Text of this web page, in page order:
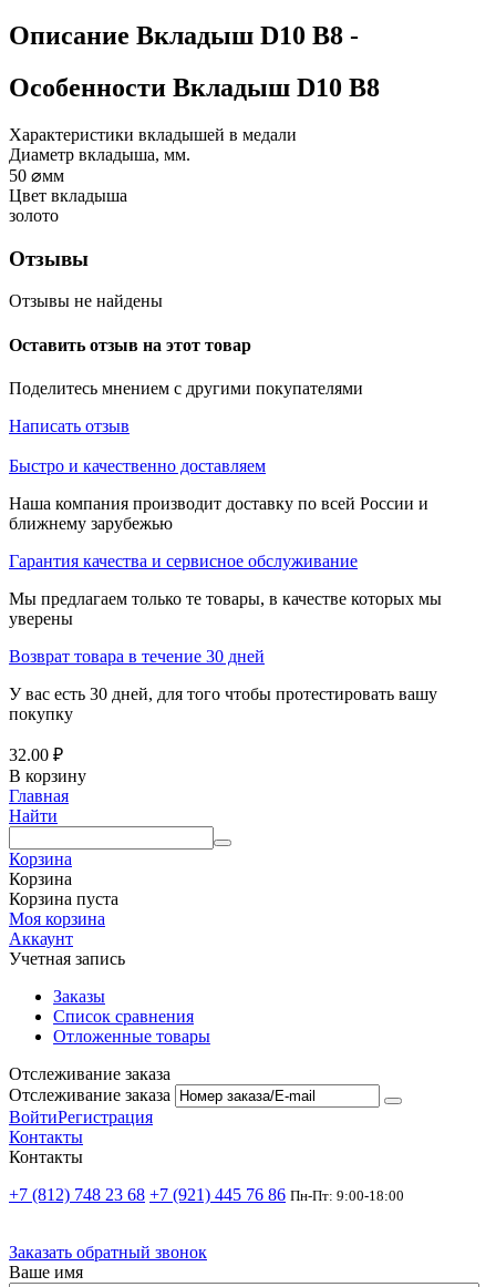
Описание Вкладыш D10 B8 -
Особенности Вкладыш D10 B8
Характеристики вкладышей в медали
Диаметр вкладыша, мм.
50 ⌀мм
Цвет вкладыша
золото
Отзывы
Отзывы не найдены
Оставить отзыв на этот товар
Поделитесь мнением с другими покупателями
Написать отзыв
Быстро и качественно доставляем
Наша компания производит доставку по всей России и
ближнему зарубежью
Гарантия качества и сервисное обслуживание
Мы предлагаем только те товары, в качестве которых мы
уверены
Возврат товара в течение 30 дней
У вас есть 30 дней, для того чтобы протестировать вашу
покупку
32.00 ₽
В корзину
Главная
Найти
Корзина
Корзина
Корзина пуста
Моя корзина
Аккаунт
Учетная запись
Заказы
Список сравнения
Отложенные товары
Отслеживание заказа
Отслеживание заказа
ВойтиРегистрация
Контакты
Контакты
+7 (812) 748 23 68 +7 (921) 445 76 86 Пн-Пт: 9:00-18:00
Заказать обратный звонок
Ваше имя